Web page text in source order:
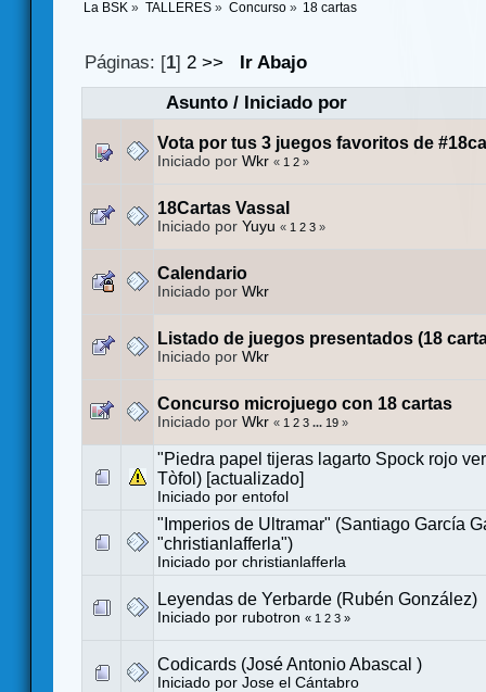
La BSK » TALLERES» Concurso» 18 cartas
Páginas: [1]2 >>
Ir Abajo
Asunto/ Iniciado por
Vota por tus 3 juegos favoritos de
Iniciado por Wkr « 1 2 »
18Cartas Vassal
Iniciado por Yuyu « 1 2 3 »
Calendario
Iniciado por Wkr
Listado de juegos presentados (18
Iniciado por Wkr
Concurso microjuego con 18 cartas
Iniciado por Wkr « 1 2 3 ... 19 »
"Piedra papel tijeras lagarto Spock rojo
Tòfol) [actualizado]
Iniciado por entofol
"Imperios de Ultramar" (Santiago García
"christianlafferla")
Iniciado por christianlafferla
Leyendas de Yerbarde (Rubén González)
Iniciado por rubotron « 1 2 3 »
Codicards (José Antonio Abascal )
Iniciado por Jose el Cántabro